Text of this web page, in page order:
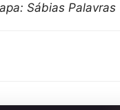
Sábias Palavras